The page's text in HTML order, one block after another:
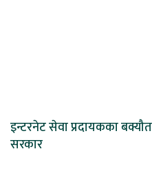
इन्टरनेट सेवा प्रदायकका
सरकार